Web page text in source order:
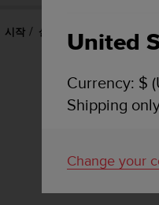
시작 설정 장치 정보
시계 소프트
United
Currency: $
Shipping
Change your